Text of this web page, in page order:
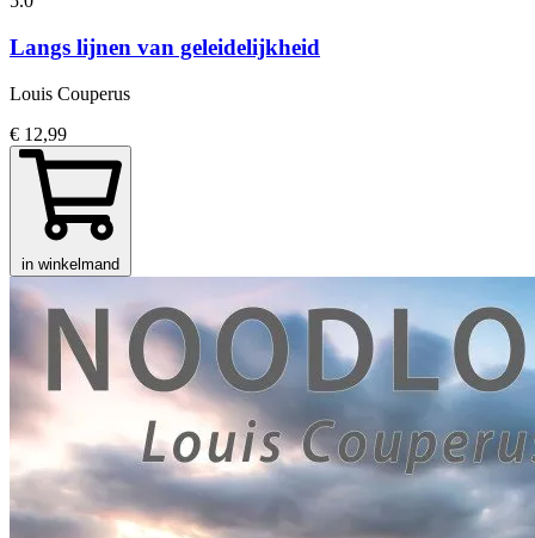
Langs lijnen van geleidelijkheid
Louis Couperus
€ 12,99
in winkelmand